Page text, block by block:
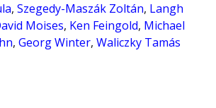
, Szegedy-Maszák Zoltán, Langh
Moises, Ken Feingold, Michael
, Georg Winter, Waliczky Tamás